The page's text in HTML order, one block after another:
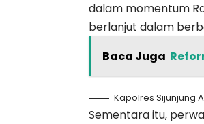
dalam momentum
berlanjut dalam
Baca Juga
Kapolres Sijunjung
Sementara itu,